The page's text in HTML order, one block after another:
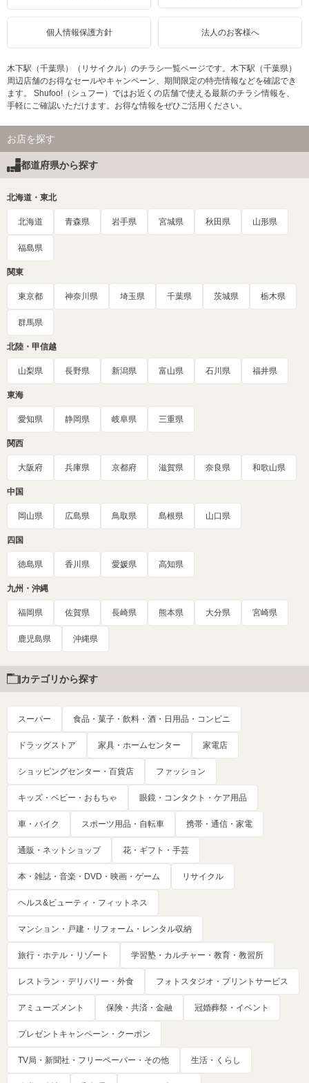
個人情報保護方針 法人のお客様へ
木下駅（千葉県）（リサイクル）のチラシ一覧ページです。木下駅（千葉県）
周辺店舗のお得なセールやキャンペーン、期間限定の特売情報などを確認でき
ます。 Shufoo!（シュフー）ではお近くの店舗で使える最新のチラシ情報を、
手軽にご確認いただけます。お得な情報をぜひご活用ください。
お店を探す
都道府県から探す
北海道・東北
北海道 青森県 岩手県 宮城県 秋田県 山形県
福島県
関東
東京都 神奈川県 埼玉県 千葉県 茨城県 栃木県
群馬県
北陸・甲信越
山梨県 長野県 新潟県 富山県 石川県 福井県
東海
愛知県 静岡県 岐阜県 三重県
関西
大阪府 兵庫県 京都府 滋賀県 奈良県 和歌山県
中国
岡山県 広島県 鳥取県 島根県 山口県
四国
徳島県 香川県 愛媛県 高知県
九州・沖縄
福岡県 佐賀県 長崎県 熊本県 大分県 宮崎県
鹿児島県 沖縄県
カテゴリから探す
スーパー 食品・菓子・飲料・酒・日用品・コンビニ
ドラッグストア 家具・ホームセンター 家電店
ショッピングセンター・百貨店 ファッション
キッズ・ベビー・おもちゃ 眼鏡・コンタクト・ケア用品
車・バイク スポーツ用品・自転車 携帯・通信・家電
通販・ネットショップ 花・ギフト・手芸
本・雑誌・音楽・DVD・映画・ゲーム リサイクル
ヘルス&ビューティ・フィットネス
マンション・戸建・リフォーム・レンタル収納
旅行・ホテル・リゾート 学習塾・カルチャー・教育・教習所
レストラン・デリバリー・外食 フォトスタジオ・プリントサービス
アミューズメント 保険・共済・金融 冠婚葬祭・イベント
プレゼントキャンペーン・クーポン
TV局・新聞社・フリーペーパー・その他 生活・くらし